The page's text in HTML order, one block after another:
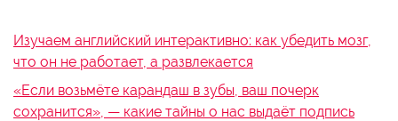
Изучаем английский интерактивно: как убедить мозг,
что он не работает, а развлекается
«Если возьмёте карандаш в зубы, ваш почерк
сохранится», — какие тайны о нас выдаёт подпись